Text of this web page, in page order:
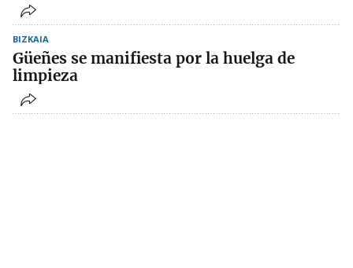
BIZKAIA
Güeñes se manifiesta por la huelga de
limpieza